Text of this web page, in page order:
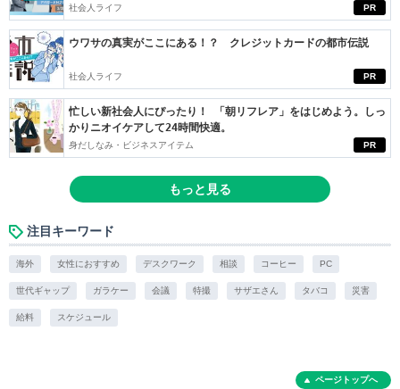
PR
社会人ライフ
PR
ウワサの真実がここにある！？ クレジットカードの都市伝説
社会人ライフ
PR
忙しい新社会人にぴったり！ 「朝リフレア」をはじめよう。しっ
かりニオイケアして24時間快適。
身だしなみ・ビジネスアイテム
もっと見る
注目キーワード
海外 女性におすすめ デスクワーク 相談 コーヒー PC
世代ギャップ ガラケー 会議 特撮 サザエさん タバコ 災害
給料 スケジュール
ページトップへ